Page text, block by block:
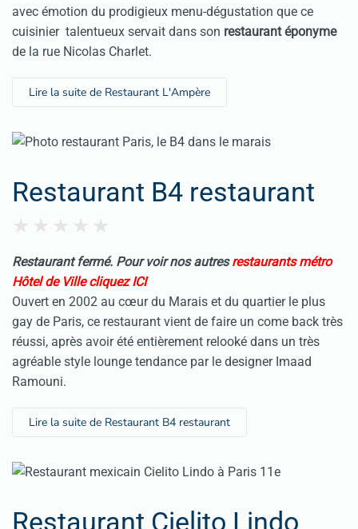
avec émotion du prodigieux menu-dégustation que ce
cuisinier talentueux servait dans son restaurant éponyme
de la rue Nicolas Charlet.
Lire la suite de Restaurant L'Ampère
Restaurant B4 restaurant
Restaurant fermé. Pour voir nos autres restaurants métro
Hôtel de Ville cliquez ICI
Ouvert en 2002 au cœur du Marais et du quartier le plus
gay de Paris, ce restaurant vient de faire un come back très
réussi, après avoir été entièrement relooké dans un très
agréable style lounge tendance par le designer Imaad
Ramouni.
Lire la suite de Restaurant B4 restaurant
Restaurant Cielito Lindo